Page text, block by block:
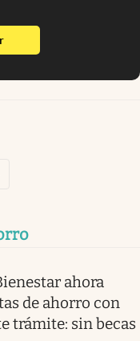
abre en nueva pestaña
ahora
de ahorro con
trámite: sin becas